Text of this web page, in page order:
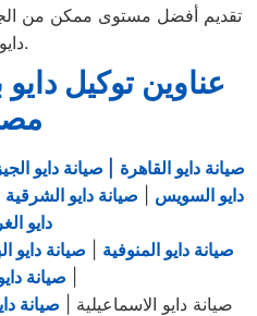
تقديم أفضل مستوى ممكن من
دايو.
عناوين توكيل
صيانة دايو القاهرة | صيانة دايو
دايو السويس
صيانة دايو الشرقية
دايو
صيانة دايو المنوفية صيانة دايو
صيانة
صيانة دايو الاسماعيلية | صيانة